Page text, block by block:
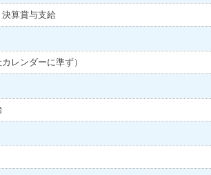
算賞与支給
レンダーに準ず）